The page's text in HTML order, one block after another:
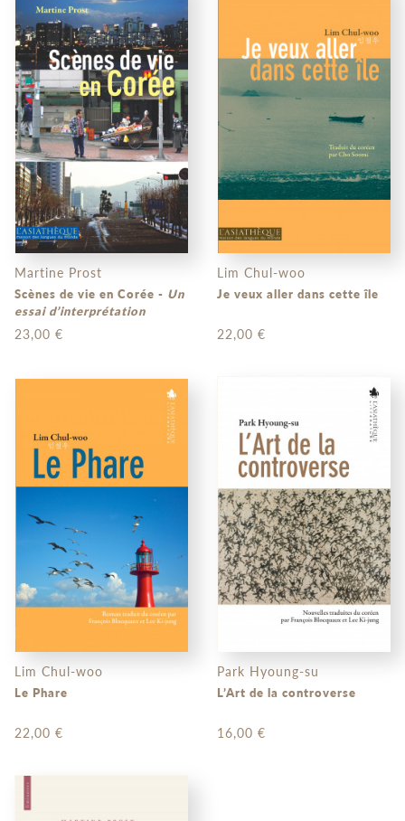
Martine Prost
Scènes de vie en Corée - Un
essai d’interprétation
23,00 €
Lim Chul-woo
Je veux aller dans cette île
22,00 €
Lim Chul-woo
Le Phare
22,00 €
Park Hyoung-su
L’Art de la controverse
16,00 €